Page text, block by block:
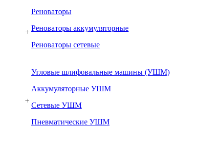
+
Реноваторы
Реноваторы аккумуляторные
Реноваторы сетевые
+
Угловые шлифовальные машины (УШМ)
Аккумуляторные УШМ
Сетевые УШМ
Пневматические УШМ